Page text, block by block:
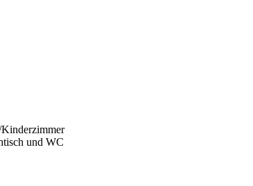
Kinderzimmer
und WC